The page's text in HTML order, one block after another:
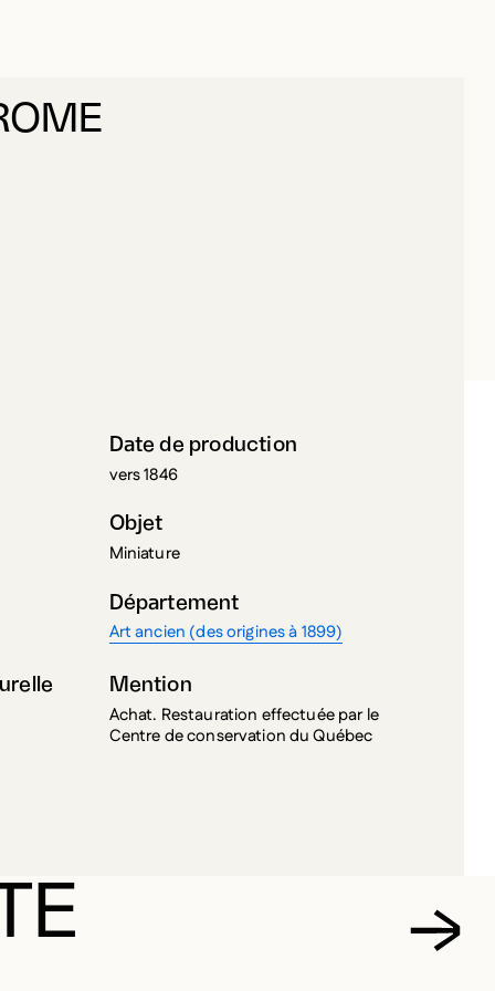
Date de production
vers 1846
Objet
Miniature
Département
Art ancien (des origines à 1899)
Mention
Achat. Restauration effectuée par le
Centre de conservation du Québec